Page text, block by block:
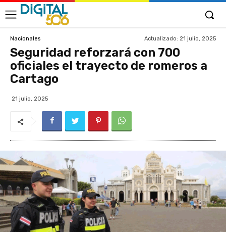
Nacionales Actualizado: 21 julio, 2025
Seguridad reforzará con 700
oficiales el trayecto de romeros a
Cartago
21 julio, 2025